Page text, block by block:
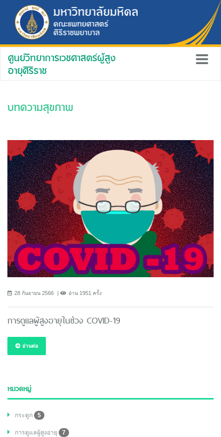
ศูนย์วิทยาการเวชศาสตร์ผู้สูง
อายุศิริราช
บทความสุขภาพ
28 กันยายน 2566 อ่าน 1951 ครั้ง
การดูแลผู้สูงอายุในช่วง COVID-19
อ่านต่อ
หมวดหมู่
กระดูก 5
การดูแลผู้สูงอายุ 7